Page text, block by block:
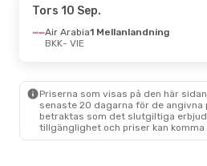
Tors 10 Sep.
Air Arabia1 Mellanlandning
BKK- VIE
Priserna som visas på den här
senaste 20 dagarna för de angivna
betraktas som det slutgiltiga
tillgänglighet och priser kan